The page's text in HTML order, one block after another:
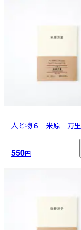
人と物６ 米原 万里
550円